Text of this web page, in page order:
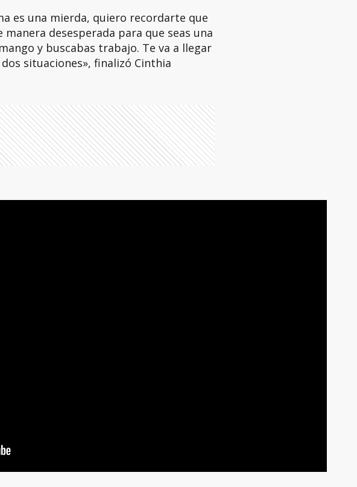
es una mierda, quiero recordarte que
desesperada para que seas una
y buscabas trabajo. Te va a llegar
situaciones», finalizó Cinthia